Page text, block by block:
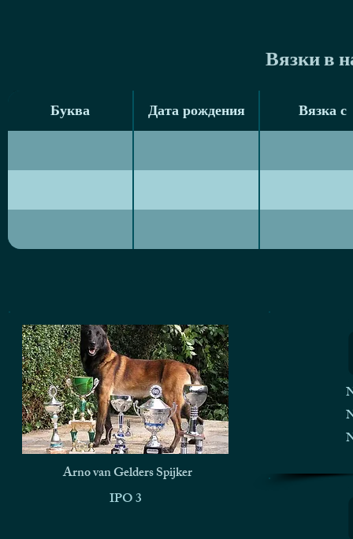
Вязки в
Буква Дата рождения Вязка с
Буква Дата рождения Вязка с
Arno van Gelders Spijker
IPO 3